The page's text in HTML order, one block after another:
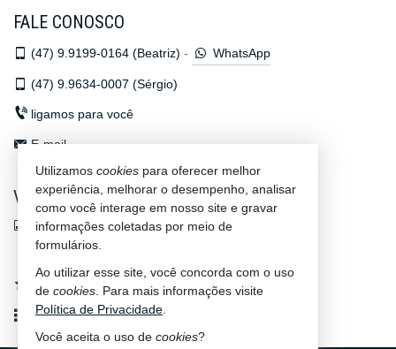
FALE CONOSCO
(47) 9.9199-0164 (Beatriz) - WhatsApp
(47) 9.9634-0007 (Sérgio)
ligamos para você
E-mail
VEJA MAIS
indicadores financeiros
imóveis favoritos
mapa de imóveis
Utilizamos cookies para oferecer melhor
experiência, melhorar o desempenho, analisar
como você interage em nosso site e gravar
informações coletadas por meio de
formulários.
Ao utilizar esse site, você concorda com o uso
de cookies . Para mais informações visite
Política de Privacidade
Você aceita o uso de cookies?